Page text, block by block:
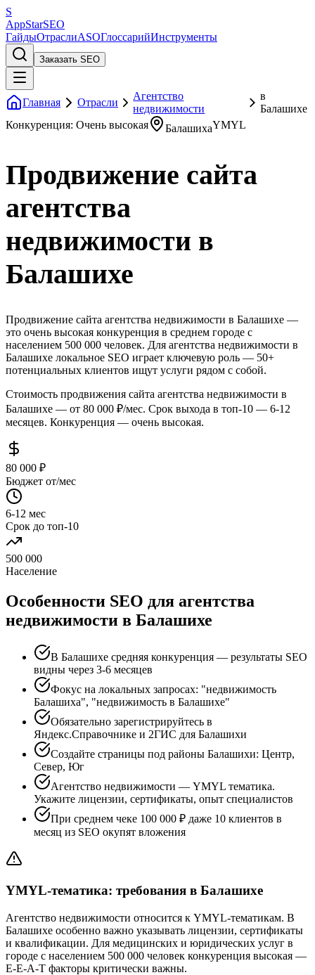
S
AppStarSEO
ГайдыОтраслиASOГлоссарийИнструменты
Заказать SEO
Главная Отрасли
Агентство
недвижимости
в
Балашихе
Конкуренция: Очень высокая
БалашихаYMYL
Продвижение сайта
агентства
недвижимости в
Балашихе
Продвижение сайта агентства недвижимости в Балашихе —
это очень высокая конкуренция в среднем городе с
населением 500 000 человек. Для агентства недвижимости в
Балашихе локальное SEO играет ключевую роль — 50+
потенциальных клиентов ищут услуги рядом с собой.
Стоимость продвижения сайта агентства недвижимости в
Балашихе — от 80 000 ₽/мес. Срок выхода в топ-10 — 6-12
месяцев. Конкуренция — очень высокая.
80 000 ₽
Бюджет от/мес
6-12 мес
Срок до топ-10
500 000
Население
Особенности SEO для агентства
недвижимости в Балашихе
В Балашихе средняя конкуренция — результаты SEO
видны через 3-6 месяцев
Фокус на локальных запросах: "недвижимость
Балашиха", "недвижимость в Балашихе"
Обязательно зарегистрируйтесь в
Яндекс.Справочнике и 2ГИС для Балашихи
Создайте страницы под районы Балашихи: Центр,
Север, Юг
Агентство недвижимости — YMYL тематика.
Укажите лицензии, сертификаты, опыт специалистов
При среднем чеке 100 000 ₽ даже 10 клиентов в
месяц из SEO окупят вложения
YMYL-тематика: требования в Балашихе
Агентство недвижимости относится к YMYL-тематикам. В
Балашихе особенно важно указывать лицензии, сертификаты
и квалификации. Для медицинских и юридических услуг в
городе с населением 500 000 человек конкуренция высокая —
E-E-A-T факторы критически важны.